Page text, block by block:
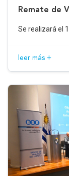
Remate de
Se realizará el
leer más +